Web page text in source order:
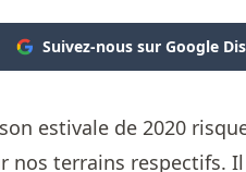
Suivez-nous sur Google
estivale de 2020
nos terrains respectifs.